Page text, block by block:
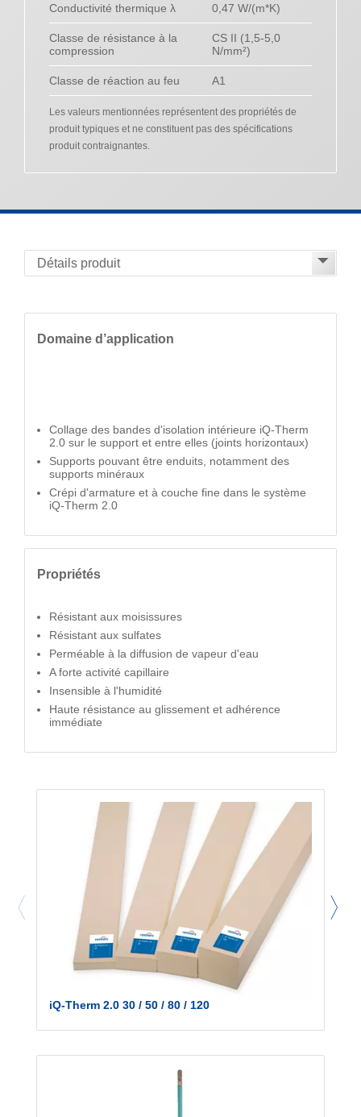
Conductivité thermique λ 0,47 W/(m*K)
Classe de résistance à la
compression
CS II (1,5-5,0
N/mm²)
Classe de réaction au feu A1
Les valeurs mentionnées représentent des propriétés de
produit typiques et ne constituent pas des spécifications
produit contraignantes.
Domaine d’application
Collage des bandes d'isolation intérieure iQ-Therm
2.0 sur le support et entre elles (joints horizontaux)
Supports pouvant être enduits, notamment des
supports minéraux
Crépi d'armature et à couche fine dans le système
iQ-Therm 2.0
Propriétés
Résistant aux moisissures
Résistant aux sulfates
Perméable à la diffusion de vapeur d'eau
A forte activité capillaire
Insensible à l'humidité
Haute résistance au glissement et adhérence
immédiate
iQ-Therm 2.0 30 / 50 / 80 / 120